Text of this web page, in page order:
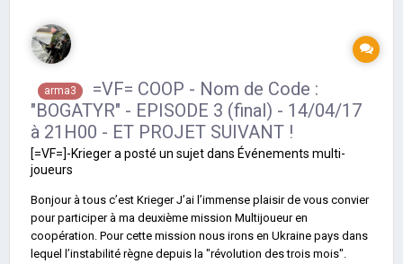
arma3
=VF= COOP - Nom de Code :
"BOGATYR" - EPISODE 3 (final) - 14/04/17
à 21H00 - ET PROJET SUIVANT !
[=VF=]-Kriegera posté un sujet dans Événements multi-
joueurs
Bonjour à tous c’est Krieger J’ai l’immense plaisir de vous convier
pour participer à ma deuxième mission Multijoueur en
coopération. Pour cette mission nous irons en Ukraine pays dans
lequel l’instabilité règne depuis la "révolution des trois mois".